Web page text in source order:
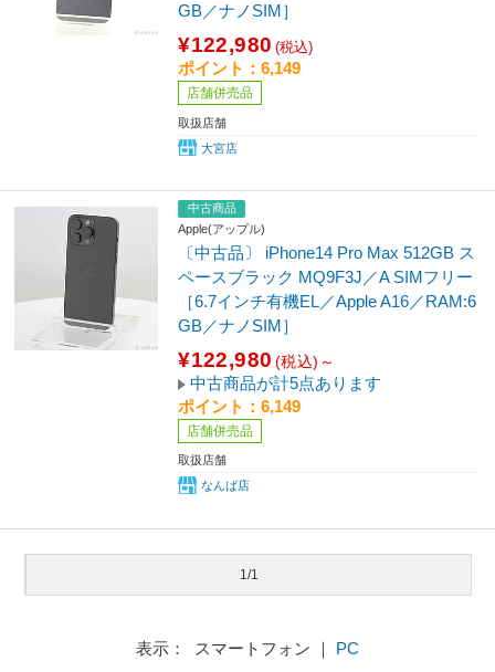
GB／ナノSIM］
¥122,980 (税込)
ポイント：6,149
店舗併売品
取扱店舗
大宮店
中古商品
Apple(アップル)
〔中古品〕 iPhone14 Pro Max 512GB ス
ペースブラック MQ9F3J／A SIMフリー
［6.7インチ有機EL／Apple A16／RAM:6
GB／ナノSIM］
¥122,980 (税込)～
中古商品が計5点あります
ポイント：6,149
店舗併売品
取扱店舗
なんば店
1/1
表示： スマートフォン ｜ PC